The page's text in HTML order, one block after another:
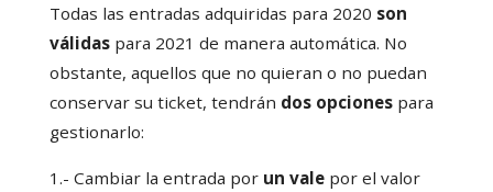
Todas las entradas adquiridas para 2020 son
válidaspara 2021 de manera automática. No
obstante, aquellos que no quieran o no puedan
conservar su ticket, tendrán dos opcionespara
gestionarlo:
1.- Cambiar la entrada por un valepor el valor